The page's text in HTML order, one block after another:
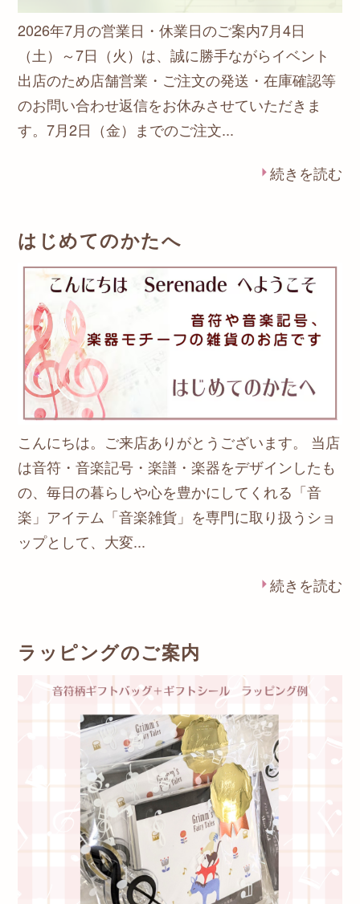
2026年7月の営業日・休業日のご案内7月4日
（土）～7日（火）は、誠に勝手ながらイベント
出店のため店舗営業・ご注文の発送・在庫確認等
のお問い合わせ返信をお休みさせていただきま
す。7月2日（金）までのご注文...
続きを読む
はじめてのかたへ
こんにちは。ご来店ありがとうございます。 当店
は音符・音楽記号・楽譜・楽器をデザインしたも
の、毎日の暮らしや心を豊かにしてくれる「音
楽」アイテム「音楽雑貨」を専門に取り扱うショ
ップとして、大変...
続きを読む
ラッピングのご案内